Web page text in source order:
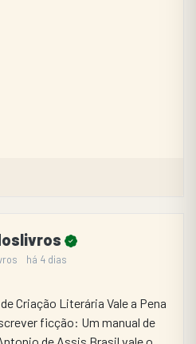
há 4 dias
Criação Literária Vale a Pena
ficção: Um manual de